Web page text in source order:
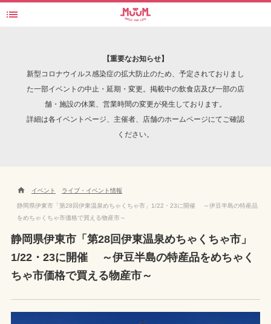
第28回伊東温泉めちゃくちゃ市
INTERVIEW

【重要なお知らせ】
新型コロナウイルス感染症の拡大防止のため、予定されておりまし
た一部イベントの中止・延期・変更。掲載中の飲食店及び一部の店
舗・施設の休業、営業時間の変更が発生しております。
詳細は各イベントページ、主催者、店舗のホームページにてご確認
ください。
 イベント ライブ・イベント情報
静岡県伊東市「第28回伊東温泉めちゃくちゃ市」1/22・23に開催 ～伊豆半島の特産品
をめちゃくちゃ市価格で買える物産市～
静岡県伊東市「第28回伊東温泉めちゃくちゃ市」
1/22・23に開催 ～伊豆半島の特産品をめちゃく
ちゃ市価格で買える物産市～